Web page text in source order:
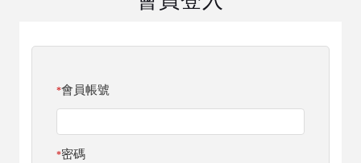
*會員帳號
*密碼